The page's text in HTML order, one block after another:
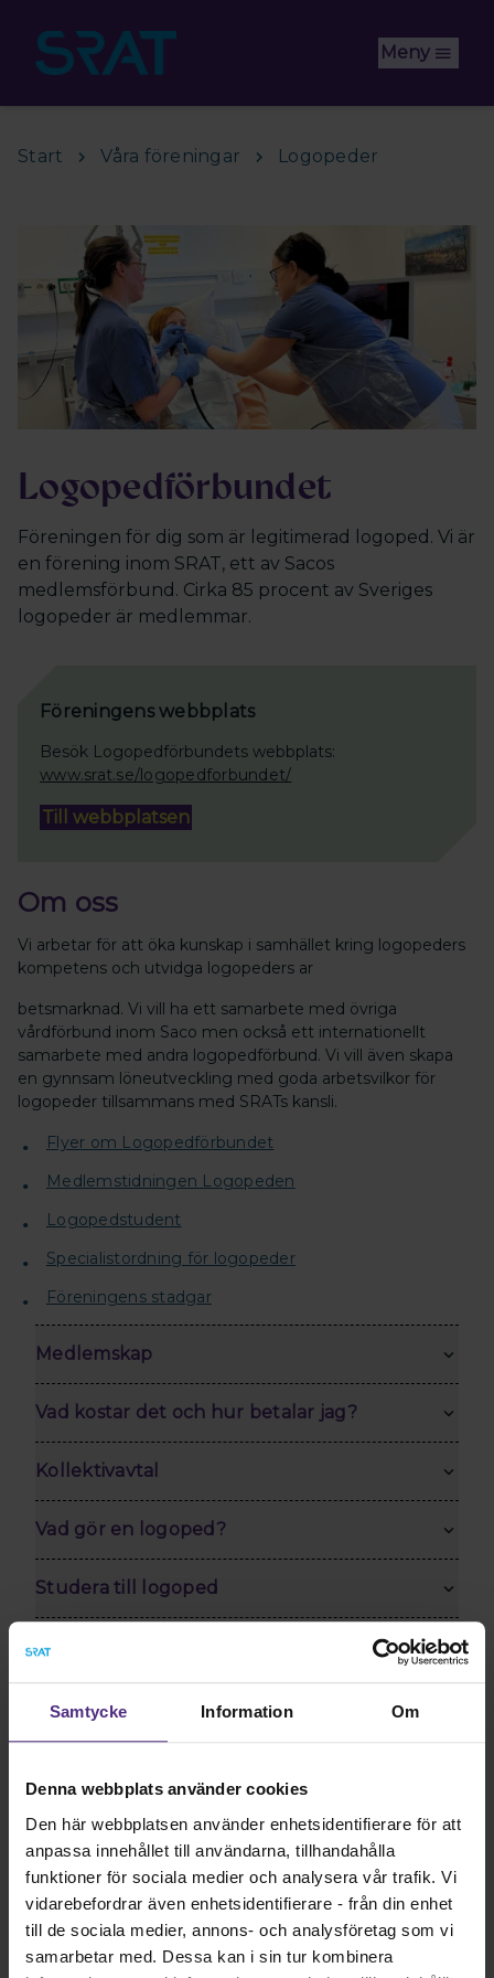
Samtycke Information Om
Denna webbplats använder cookies
Den här webbplatsen använder enhetsidentifierare för att
anpassa innehållet till användarna, tillhandahålla
funktioner för sociala medier och analysera vår trafik. Vi
vidarebefordrar även enhetsidentifierare - från din enhet
till de sociala medier, annons- och analysföretag som vi
samarbetar med. Dessa kan i sin tur kombinera
Meny
Start Våra föreningar Logopeder
Logopedförbundet
Föreningen för dig som är legitimerad logoped. Vi är
en förening inom SRAT, ett av Sacos
medlemsförbund. Cirka 85 procent av Sveriges
logopeder är medlemmar.
Föreningens webbplats
Besök Logopedförbundets webbplats:
www.srat.se/logopedforbundet/
Till webbplatsen
Om oss
Vi arbetar för att öka kunskap i samhället kring logopeders
kompetens och utvidga logopeders ar
betsmarknad. Vi vill ha ett samarbete med övriga
vårdförbund inom Saco men också ett internationellt
samarbete med andra logopedförbund. Vi vill även skapa
en gynnsam löneutveckling med goda arbetsvilkor för
logopeder tillsammans med SRATs kansli.
Flyer om Logopedförbundet
Medlemstidningen Logopeden
Logopedstudent
Specialistordning för logopeder
Föreningens stadgar
Medlemskap
Vad kostar det och hur betalar jag?
Kollektivavtal
Vad gör en logoped?
Studera till logoped
Bli medlem du också!
andra förmåner!
Bli medlem!